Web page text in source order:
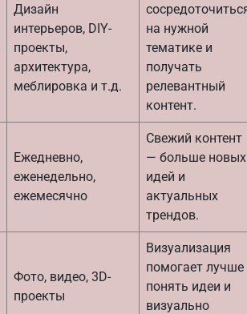
Дизайн
интерьеров, DIY-
проекты,
архитектура,
меблировка и т.д.
на нужной
тематике и
получать
релевантный
контент.
Ежедневно,
еженедельно,
ежемесячно
Свежий контент
— больше новых
идей и
актуальных
трендов.
Фото, видео, 3D-
проекты
Визуализация
помогает лучше
понять идеи и
визуально